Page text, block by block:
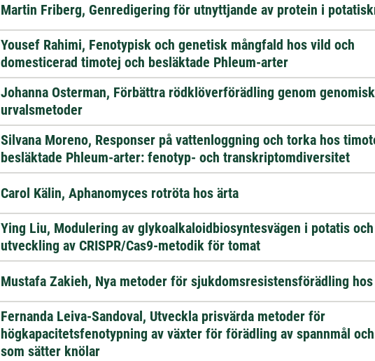
Martin Friberg, Genredigering för utnyttjande av protein i
Yousef Rahimi, Fenotypisk och genetisk mångfald hos vild och
domesticerad timotej och besläktade Phleum-arter
Johanna Osterman, Förbättra rödklöverförädling genom
urvalsmetoder
Silvana Moreno, Responser på vattenloggning och torka hos
besläktade Phleum-arter: fenotyp- och transkriptomdiversitet
Carol Kälin, Aphanomyces rotröta hos ärta
Ying Liu, Modulering av glykoalkaloidbiosyntesvägen i potatis och
utveckling av CRISPR/Cas9-metodik för tomat
Mustafa Zakieh, Nya metoder för sjukdomsresistensförädling
Fernanda Leiva-Sandoval, Utveckla prisvärda metoder för
högkapacitetsfenotypning av växter för förädling av spannmål
som sätter knölar